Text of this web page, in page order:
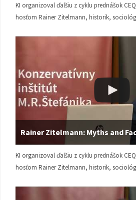
KI organizoval ďalšiu z cyklu prednášok
hosťom Rainer Zitelmann, historik,
Rainer Zitelmann: Myths and
KI organizoval ďalšiu z cyklu prednášok
hosťom Rainer Zitelmann, historik,